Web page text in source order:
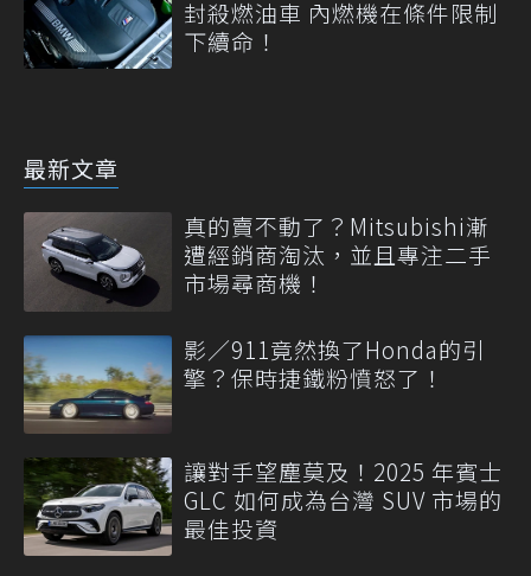
封殺燃油車 內燃機在條件限制
下續命！
最新文章
真的賣不動了？Mitsubishi漸
遭經銷商淘汰，並且專注二手
市場尋商機！
影／911竟然換了Honda的引
擎？保時捷鐵粉憤怒了！
讓對手望塵莫及！2025 年賓士
GLC 如何成為台灣 SUV 市場的
最佳投資